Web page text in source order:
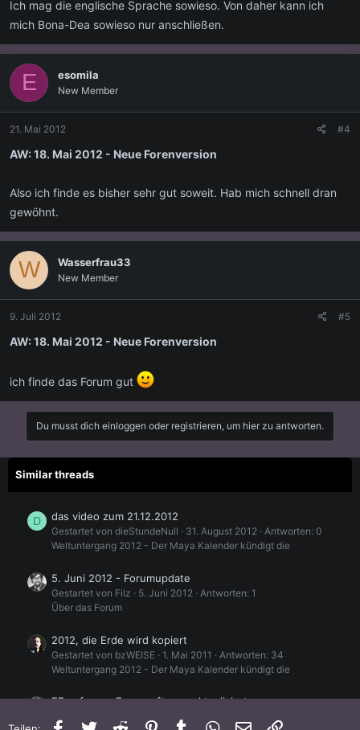
Ich mag die englische Sprache sowieso. Von daher kann ich
mich Bona-Dea sowieso nur anschließen.
E esomila
New Member
21. Mai 2012 #4
AW: 18. Mai 2012 - Neue Forenversion
Also ich finde es bisher sehr gut soweit. Hab mich schnell dran
gewöhnt.
W Wasserfrau33
New Member
9. Juli 2012 #5
AW: 18. Mai 2012 - Neue Forenversion
ich finde das Forum gut
Du musst dich einloggen oder registrieren, um hier zu antworten.
Similar threads
D das video zum 21.12.2012
Gestartet von dieStundeNull 31. August 2012 Antworten: 0
Weltuntergang 2012 - Der Maya Kalender kündigt die
5. Juni 2012 - Forumupdate
Gestartet von Filz 5. Juni 2012
Antworten: 1
Über das Forum
2012, die Erde wird kopiert
Gestartet von bzWEISE 1. Mai 2011
Antworten: 34
Weltuntergang 2012 - Der Maya Kalender kündigt die
EF auf neue Forensoftware aktualisiert
FacebookTwitter Reddit PinterestTumblr WhatsApp
E-Mail